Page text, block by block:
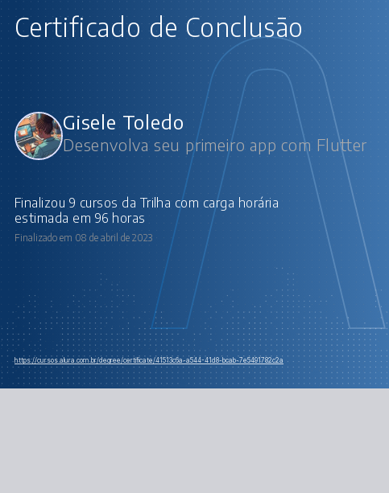
Certificado de Conclusão
Gisele Toledo
Desenvolva seu primeiro app com Flutter
Finalizou 9 cursos da Trilha com carga horária
estimada em 96 horas
Finalizado em 08 de abril de 2023
https://cursos.alura.com.br/degree/certificate/41513c6a-a544-41d8-bcab-7e5491782c2a
Desenvolva seu
Flutter: Widgets,
Flutter com Web API:
Flutter:
Flutter: aplicando constraints e
Flutter: aplicando
Flutter: